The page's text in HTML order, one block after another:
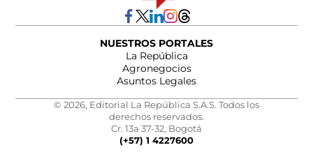
NUESTROS PORTALES
La República
Agronegocios
Asuntos Legales
© 2026, Editorial La República S.A.S. Todos los
derechos reservados.
Cr. 13a 37-32, Bogotá
(+57) 1 4227600